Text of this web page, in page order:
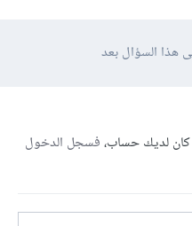
هذا السؤال بعد
كان لديك حساب،فسجل الدخول